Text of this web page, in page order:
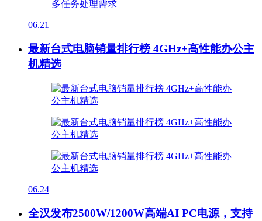
06.21
最新台式电脑销量排行榜 4GHz+高性能办公主
机精选
06.24
全汉发布2500W/1200W高端AI PC电源，支持